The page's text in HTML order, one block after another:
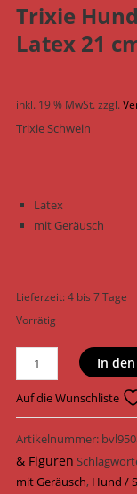
Trixie
Latex 21
inkl. 19 % MwSt. zzgl.
Trixie Schwein
Latex
mit Geräusch
Lieferzeit:4 bis 7 Tage
Vorrätig
Trixie
Hundespielzeug
Schwein
Latex
21
cm
35491
In
Auf die Wunschliste
Artikelnummer:
& Figuren
mit Geräusch, Hund /